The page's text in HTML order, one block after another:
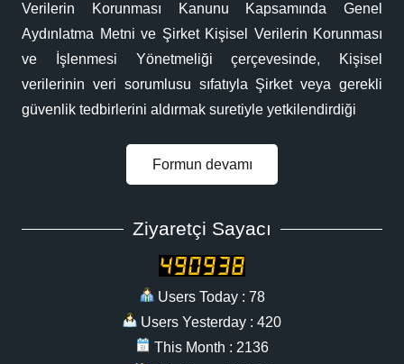
Verilerin Korunması Kanunu Kapsamında Genel
Aydınlatma Metni ve Şirket Kişisel Verilerin Korunması
ve İşlenmesi Yönetmeliği çerçevesinde, Kişisel
verilerinin veri sorumlusu sıfatıyla Şirket veya gerekli
güvenlik tedbirlerini aldırmak suretiyle yetkilendirdiği
Formun devamı
Ziyaretçi Sayacı
Users Today : 78
Users Yesterday : 420
This Month : 2136